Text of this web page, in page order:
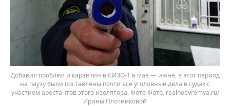
Добавил проблем и карантин в СИЗО-1 в мае — июне, в этот период
на паузу были поставлены почти все уголовные дела в судах с
участием арестантов этого изолятора. Фото
realnoevremya.ru/
Ирины Плотниковой